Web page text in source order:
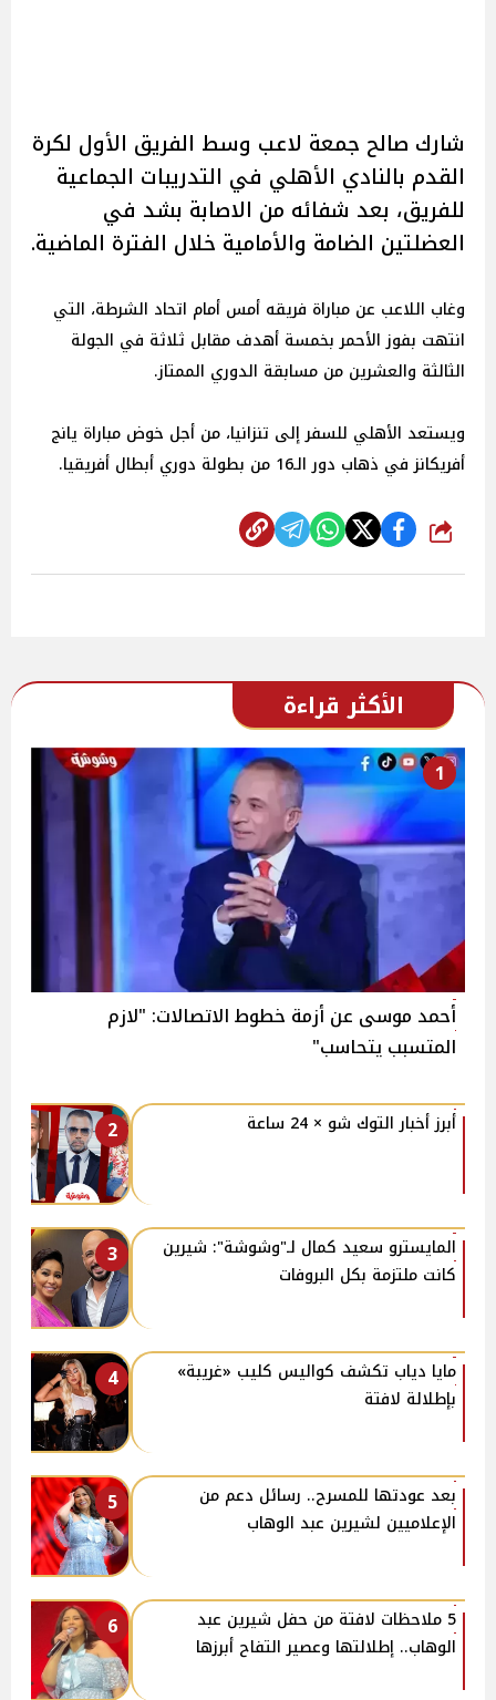
شارك صالح جمعة لاعب وسط الفريق الأول لكرة
القدم بالنادي الأهلي في التدريبات الجماعية
للفريق، بعد شفائه من الاصابة بشد في
العضلتين الضامة والأمامية خلال الفترة الماضية.
وغاب اللاعب عن مباراة فريقه أمس أمام اتحاد الشرطة، التي
انتهت بفوز الأحمر بخمسة أهدف مقابل ثلاثة في الجولة
الثالثة والعشرين من مسابقة الدوري الممتاز.
ويستعد الأهلي للسفر إلى تنزانيا، من أجل خوض مباراة يانج
أفريكانز في ذهاب دور الـ16 من بطولة دوري أبطال أفريقيا.
شارك
الأكثر قراءة
1
أحمد موسى عن أزمة خطوط الاتصالات: "لازم
المتسبب يتحاسب"
2 أبرز أخبار التوك شو × 24 ساعة
3
المايسترو سعيد كمال لـ"وشوشة": شيرين
كانت ملتزمة بكل البروفات
4
مايا دياب تكشف كواليس كليب «غريبة»
بإطلالة لافتة
5
بعد عودتها للمسرح.. رسائل دعم من
الإعلاميين لشيرين عبد الوهاب
6
5 ملاحظات لافتة من حفل شيرين عبد
الوهاب.. إطلالتها وعصير التفاح أبرزها